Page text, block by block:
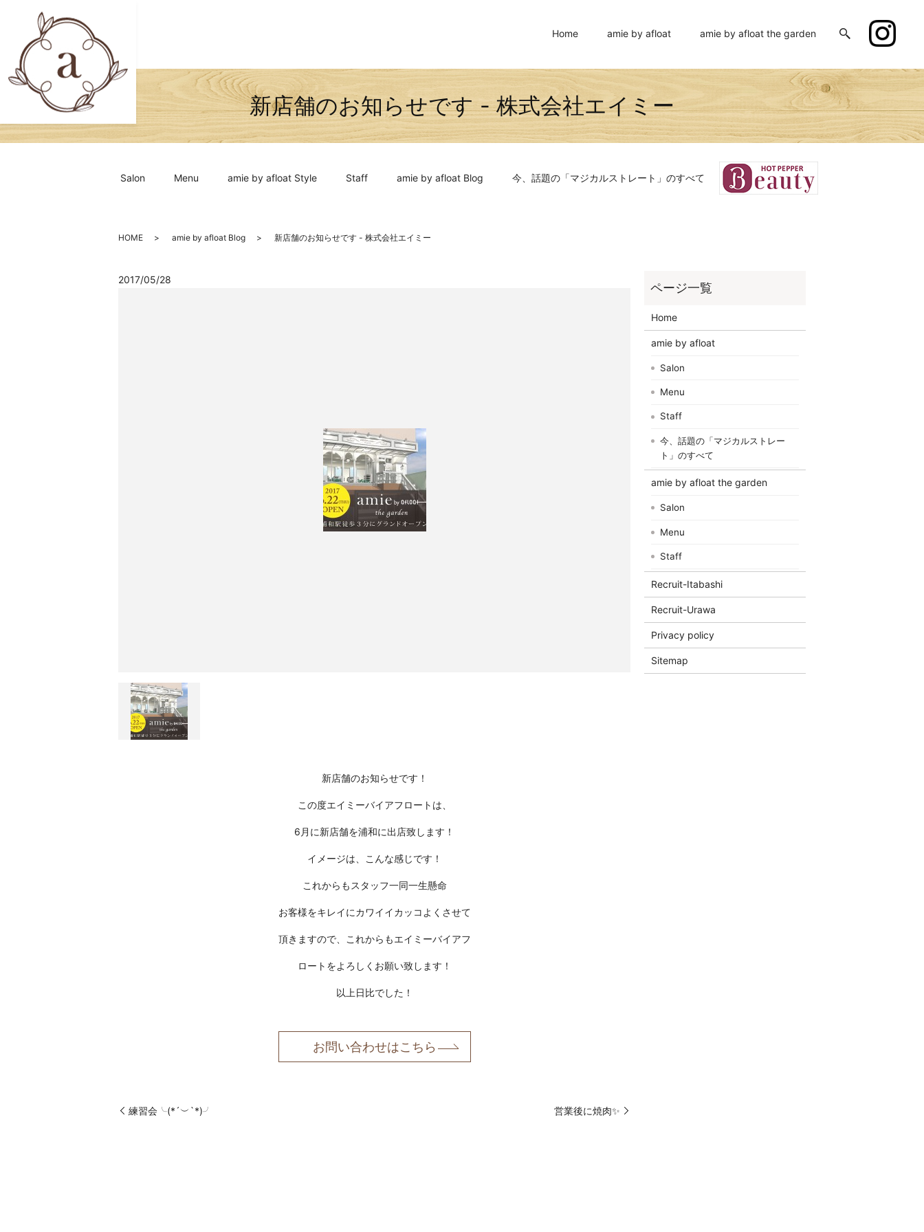
Home amie by afloat amie by afloat the garden
Salon Menu amie by afloat Style Staff amie by afloat Blog 今、話題の「マジカルストレート」のすべて
新店舗のお知らせです - 株式会社エイミー
HOME amie by afloat Blog 新店舗のお知らせです - 株式会社エイミー
2017/05/28
新店舗のお知らせです！
この度エイミーバイアフロートは、
6月に新店舗を浦和に出店致します！
イメージは、こんな感じです！
これからもスタッフ一同一生懸命
お客様をキレイにカワイイカッコよくさせて
頂きますので、これからもエイミーバイアフ
ロートをよろしくお願い致します！
以上日比でした！
お問い合わせはこちら
練習会╰(*´︶`*)╯ 営業後に焼肉✨
Home
amie by afloat
Salon
Menu
Staff
今、話題の「マジカルストレー
ト」のすべて
amie by afloat the garden
Salon
Menu
Staff
Recruit-Itabashi
Recruit-Urawa
Privacy policy
Sitemap